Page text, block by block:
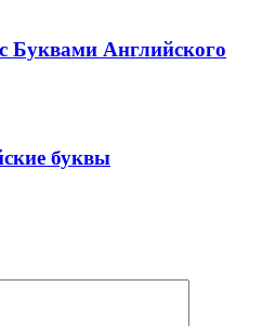
Буквами Английского
буквы